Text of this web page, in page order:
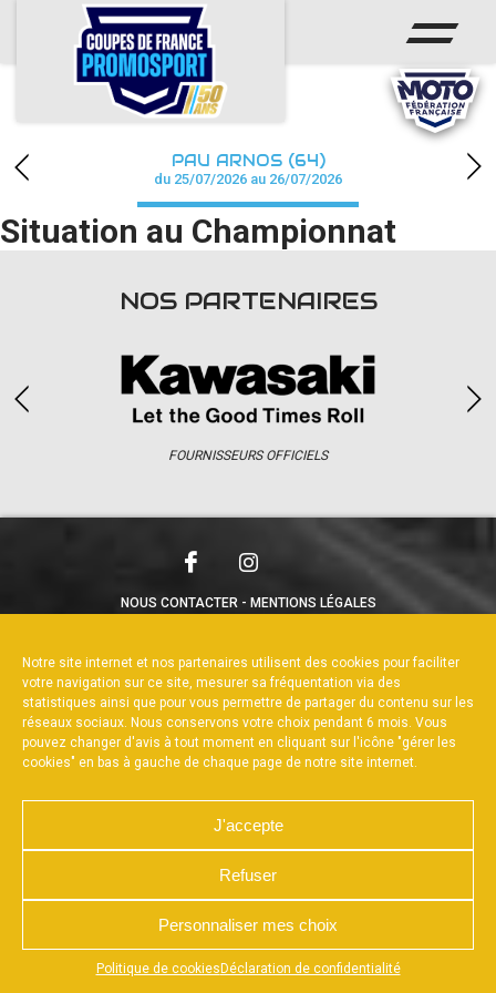
Notre site internet et nos partenaires utilisent des cookies pour faciliter
votre navigation sur ce site, mesurer sa fréquentation via des
statistiques ainsi que pour vous permettre de partager du contenu sur les
réseaux sociaux. Nous conservons votre choix pendant 6 mois. Vous
pouvez changer d'avis à tout moment en cliquant sur l'icône "gérer les
cookies" en bas à gauche de chaque page de notre site internet.
J'accepte
Refuser
Personnaliser mes choix
Politique de cookies Déclaration de confidentialité
Appuyez sur le bouton partager en bas de votre
ACCUEIL
ACTUS
CALENDRIER
CHAMPIONNAT
RÉSULTATS
accéder à la billetterie
PAU ARNOS (64)
du 25/07/2026 au 26/07/2026
Situation au Championnat
NOS PARTENAIRES
FOURNISSEURS OFFICIELS
NOUS CONTACTER
MENTIONS LÉGALES
RÉALISÉ PAR L’AGENCE WEB A3WEB